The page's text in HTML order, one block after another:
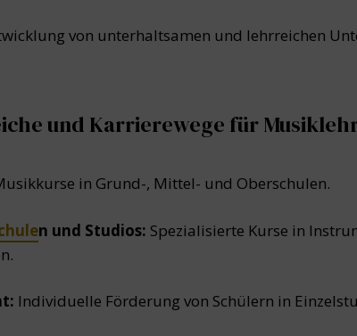
von unterhaltsamen und lehrreichen
und Karrierewege für
in Grund-, Mittel- und Oberschulen.
n und Studios: Spezialisierte Kurse in
Individuelle Förderung von Schülern in